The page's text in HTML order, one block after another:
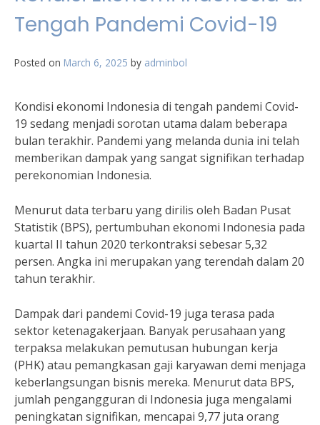
Tengah Pandemi Covid-19
Posted on March 6, 2025 by adminbol
Kondisi ekonomi Indonesia di tengah pandemi Covid-
19 sedang menjadi sorotan utama dalam beberapa
bulan terakhir. Pandemi yang melanda dunia ini telah
memberikan dampak yang sangat signifikan terhadap
perekonomian Indonesia.
Menurut data terbaru yang dirilis oleh Badan Pusat
Statistik (BPS), pertumbuhan ekonomi Indonesia pada
kuartal II tahun 2020 terkontraksi sebesar 5,32
persen. Angka ini merupakan yang terendah dalam 20
tahun terakhir.
Dampak dari pandemi Covid-19 juga terasa pada
sektor ketenagakerjaan. Banyak perusahaan yang
terpaksa melakukan pemutusan hubungan kerja
(PHK) atau pemangkasan gaji karyawan demi menjaga
keberlangsungan bisnis mereka. Menurut data BPS,
jumlah pengangguran di Indonesia juga mengalami
peningkatan signifikan, mencapai 9,77 juta orang